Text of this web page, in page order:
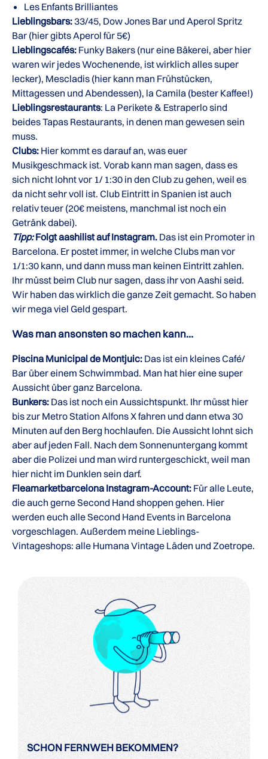
Les Enfants Brilliantes
Lieblingsbars:33/45, Dow Jones Bar und Aperol Spritz
Bar (hier gibts Aperol für 5€)
Lieblingscafés: Funky Bakers (nur eine Bäkerei, aber hier
waren wir jedes Wochenende, ist wirklich alles super
lecker), Mescladis (hier kann man Frühstücken,
Mittagessen und Abendessen), la Camila (bester Kaffee!)
Lieblingsrestaurants: La Perikete & Estraperlo sind
beides Tapas Restaurants, in denen man gewesen sein
muss.
Clubs: Hier kommt es darauf an, was euer
Musikgeschmack ist. Vorab kann man sagen, dass es
sich nicht lohnt vor 1/ 1:30 in den Club zu gehen, weil es
da nicht sehr voll ist. Club Eintritt in Spanien ist auch
relativ teuer (20€ meistens, manchmal ist noch ein
Getränk dabei).
Tipp: Folgt aashilist auf Instagram. Das ist ein Promoter in
Barcelona. Er postet immer, in welche Clubs man vor
1/1:30 kann, und dann muss man keinen Eintritt zahlen.
Ihr müsst beim Club nur sagen, dass ihr von Aashi seid.
Wir haben das wirklich die ganze Zeit gemacht. So haben
wir mega viel Geld gespart.
Was man ansonsten so machen kann…
Piscina Municipal de Montjuic: Das ist ein kleines Café/
Bar über einem Schwimmbad. Man hat hier eine super
Aussicht über ganz Barcelona.
Bunkers: Das ist noch ein Aussichtspunkt. Ihr müsst hier
bis zur Metro Station Alfons X fahren und dann etwa 30
Minuten auf den Berg hochlaufen. Die Aussicht lohnt sich
aber auf jeden Fall. Nach dem Sonnenuntergang kommt
aber die Polizei und man wird runtergeschickt, weil man
hier nicht im Dunklen sein darf.
Fleamarketbarcelona Instagram-Account: Für alle Leute,
die auch gerne Second Hand shoppen gehen. Hier
werden euch alle Second Hand Events in Barcelona
vorgeschlagen. Außerdem meine Lieblings-
Vintageshops: alle Humana Vintage Läden und Zoetrope.
SCHON FERNWEH BEKOMMEN?